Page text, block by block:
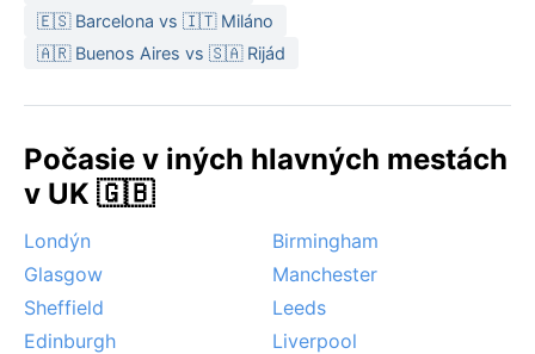
🇪🇸 Barcelona vs 🇮🇹 Miláno
🇦🇷 Buenos Aires vs 🇸🇦 Rijád
Počasie v iných hlavných mestách
v UK 🇬🇧
Londýn
Birmingham
Glasgow
Manchester
Sheffield
Leeds
Edinburgh
Liverpool